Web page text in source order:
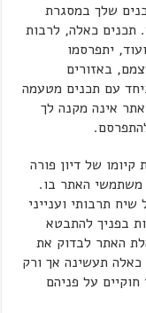
שלך במסגרת
תכנים כאלה, לרבות
יתפרסמו
באזורים
עם תכנים מטעמה
אינה מקנה לך
של דיון פורה
משתמשי האתר בו.
תרבותי וענייני
בפניך להתבטא
האתר לבדוק את
כאלה תעשינה אך ורק
על פניהם